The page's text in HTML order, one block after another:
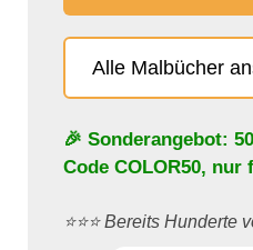
Alle Malbücher
🎉 Sonderangebot:
Code COLOR50, nur
⭐️⭐️⭐️ Bereits Hunderte